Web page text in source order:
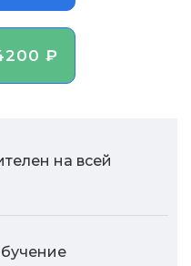
₽
на всей